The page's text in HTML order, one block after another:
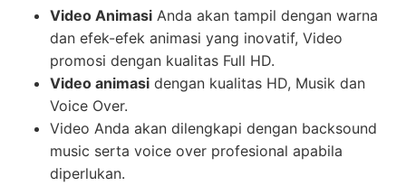
Video Animasi Anda akan tampil dengan warna
dan efek-efek animasi yang inovatif, Video
promosi dengan kualitas Full HD.
Video animasi dengan kualitas HD, Musik dan
Voice Over.
Video Anda akan dilengkapi dengan backsound
music serta voice over profesional apabila
diperlukan.